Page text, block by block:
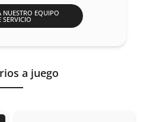
NUESTRO EQUIPO
SERVICIO
a juego